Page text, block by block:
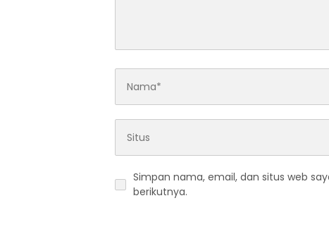
Simpan nama, email, dan situs web
berikutnya.